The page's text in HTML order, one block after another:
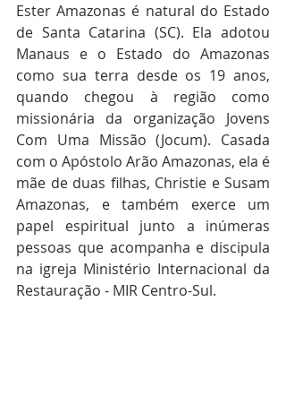
Ester Amazonas é natural do Estado
de Santa Catarina (SC). Ela adotou
Manaus e o Estado do Amazonas
como sua terra desde os 19 anos,
quando chegou à região como
missionária da organização Jovens
Com Uma Missão (Jocum). Casada
com o Apóstolo Arão Amazonas, ela é
mãe de duas filhas, Christie e Susam
Amazonas, e também exerce um
papel espiritual junto a inúmeras
pessoas que acompanha e discipula
na igreja Ministério Internacional da
Restauração - MIR Centro-Sul.